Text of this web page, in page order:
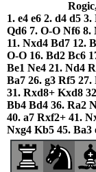
1. e4 e6 2. d4 d5 3.
Qd6 7. O-O Nf6 8.
11. Nxd4 Bd7 12.
O-O 16. Bd2 Bc6
Be1 Ne4 21. Nd4
Ba7 26. g3 Rf5 27.
31. Rxd8+ Kxd8
Bb4 Bd4 36. Ra2
40. a7 Rxf2+ 41.
Nxg4 Kb5 45. Ba3